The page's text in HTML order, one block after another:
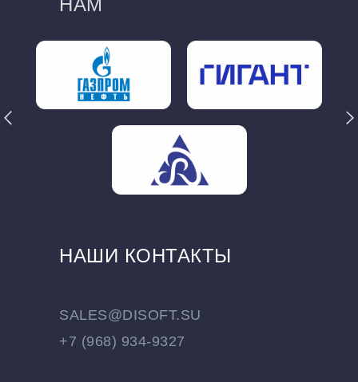
НАМ
+7 (968) 934-9327
SALES@DISOFT.SU
НАШИ КОНТАКТЫ